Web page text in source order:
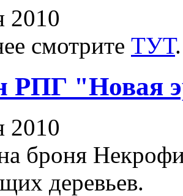
2010
смотрите ТУТ.
РПГ "Новая
2010
броня
деревьев.